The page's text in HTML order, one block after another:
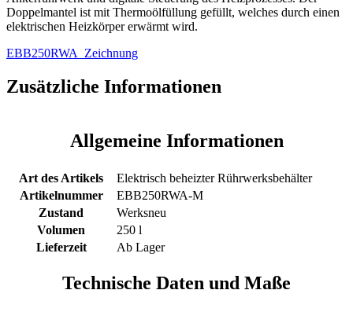
Steuerung
Menge
Doppelmantel ist mit Thermoölfüllung gefüllt, welches durch einen
elektrischen Heizkörper erwärmt wird.
EBB250RWA_Zeichnung
Zusätzliche Informationen
Allgemeine Informationen
Art des Artikels
Elektrisch beheizter Rührwerksbehälter
Artikelnummer
EBB250RWA-M
Zustand
Werksneu
Volumen
250 l
Lieferzeit
Ab Lager
Technische Daten und Maße